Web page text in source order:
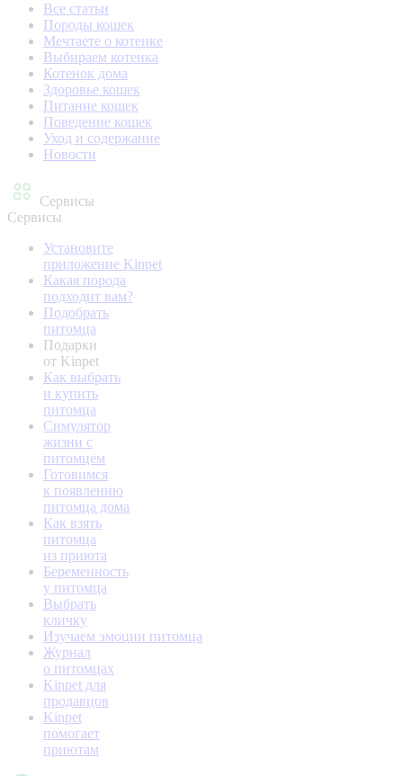
Все статьи
Породы кошек
Мечтаете о котенке
Выбираем котенка
Котенок дома
Здоровье кошек
Питание кошек
Поведение кошек
Уход и содержание
Новости
Сервисы
Сервисы
Установите
приложение Kinpet
Какая порода
подходит вам?
Подобрать
питомца
Подарки
от Kinpet
Как выбрать
и купить
питомца
Симулятор
жизни с
питомцем
Готовимся
к появлению
питомца дома
Как взять
питомца
из приюта
Беременность
у питомца
Выбрать
кличку
Изучаем эмоции питомца
Журнал
о питомцах
Kinpet для
продавцов
Kinpet
помогает
приютам